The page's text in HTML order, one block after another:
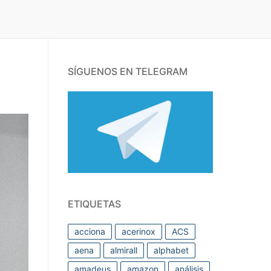
SÍGUENOS EN TELEGRAM
ETIQUETAS
acciona acerinox
ACS
aena
almirall
alphabet
amadeus
amazon análisis